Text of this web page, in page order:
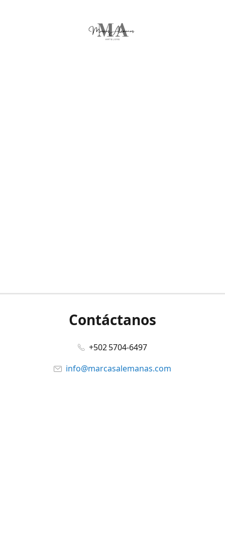
Contáctanos
+502 5704-6497
info@marcasalemanas.com